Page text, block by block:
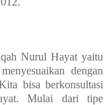
Nurul Hayat yaitu
dengan
bisa berkonsultasi
Mulai dari tipe